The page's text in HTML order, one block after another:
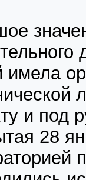
имела
и под
28